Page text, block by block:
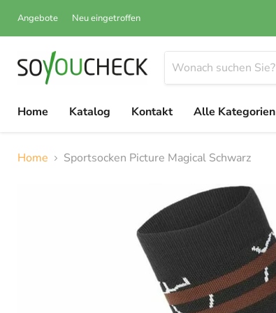
Angebote Neu eingetroffen
Home
Katalog Kontakt Alle Kategorien
Home Sportsocken Picture Magical Schwarz